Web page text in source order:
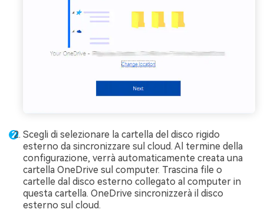
Scegli di selezionare la cartella del disco rigido
esterno da sincronizzare sul cloud. Al termine della
configurazione, verrà automaticamente creata una
cartella OneDrive sul computer. Trascina file o
cartelle dal disco esterno collegato al computer in
questa cartella. OneDrive sincronizzerà il disco
esterno sul cloud.